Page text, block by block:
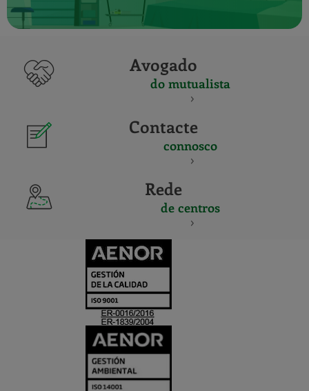
Avogado
do mutualista
Contacte
connosco
Rede
de centros